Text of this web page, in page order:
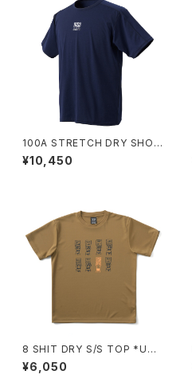
100A STRETCH DRY SHOR
T SLEEVE TOP
¥10,450
8 SHIT DRY S/S TOP *UNO
SHIT Ver.
¥6,050